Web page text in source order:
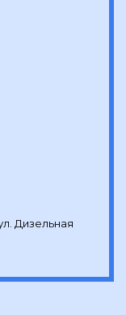
Дизельная